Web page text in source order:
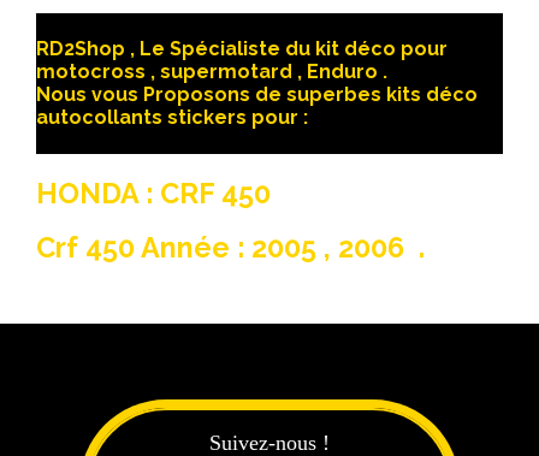
RD2Shop , Le Spécialiste du kit déco pour
motocross , supermotard , Enduro .
Nous vous Proposons de superbes kits déco
autocollants stickers pour :
HONDA : CRF 450
Crf 450 Année : 2005 , 2006 .
Suivez-nous !